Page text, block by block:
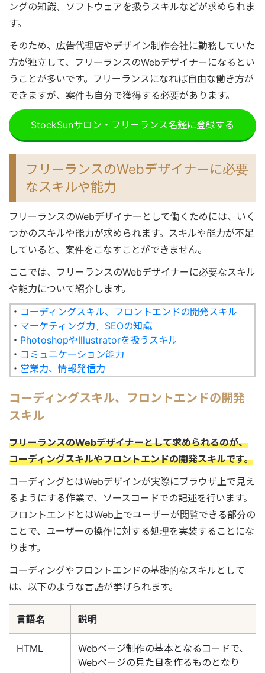
ングの知識、ソフトウェアを扱うスキルなどが求められま
す。
そのため、広告代理店やデザイン制作会社に勤務していた
方が独立して、フリーランスのWebデザイナーになるとい
うことが多いです。フリーランスになれば自由な働き方が
できますが、案件も自分で獲得する必要があります。
StockSunサロン・フリーランス名鑑に登録する
フリーランスのWebデザイナーに必要
なスキルや能力
フリーランスのWebデザイナーとして働くためには、いく
つかのスキルや能力が求められます。スキルや能力が不足
していると、案件をこなすことができません。
ここでは、フリーランスのWebデザイナーに必要なスキル
や能力について紹介します。
・ コーディングスキル、フロントエンドの開発スキル
・ マーケティング力、SEOの知識
・ PhotoshopやIllustratorを扱うスキル
・ コミュニケーション能力
・ 営業力、情報発信力
コーディングスキル、フロントエンドの開発
スキル
フリーランスのWebデザイナーとして求められるのが、
コーディングスキルやフロントエンドの開発スキルです。
コーディングとはWebデザインが実際にブラウザ上で見え
るようにする作業で、ソースコードでの記述を行います。
フロントエンドとはWeb上でユーザーが閲覧できる部分の
ことで、ユーザーの操作に対する処理を実装することにな
ります。
コーディングやフロントエンドの基礎的なスキルとして
は、以下のような言語が挙げられます。
言語名 説明
HTML
Webページ制作の基本となるコードで、
Webページの見た目を作るものとなり